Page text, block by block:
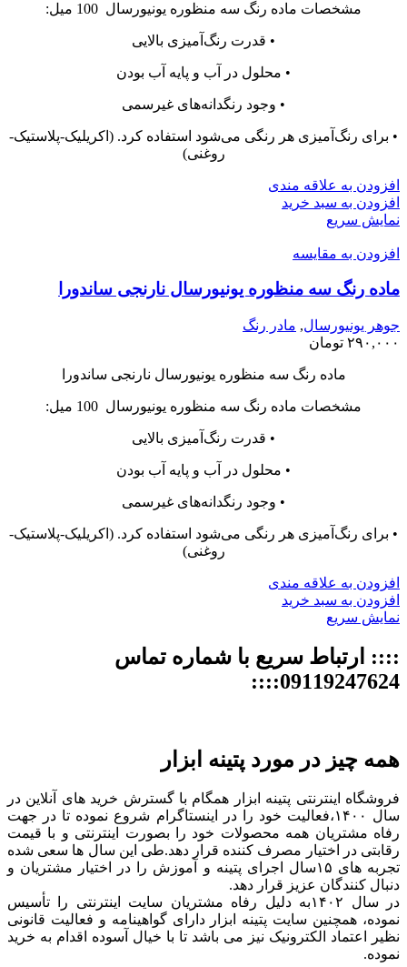
مشخصات ماده رنگ سه منظوره یونیورسال 100 میل:
• قدرت رنگ‌آمیزی بالایی
• محلول در آب و پایه آب بودن
• وجود رنگدانه‌های غیرسمی
• برای رنگ‌آمیزی هر رنگی می‌شود استفاده کرد. (اکریلیک-پلاستیک-
روغنی)
افزودن به علاقه مندی
افزودن به سبد خرید
نمایش سریع
افزودن به مقایسه
ماده رنگ سه منظوره یونیورسال نارنجی ساندورا
جوهر یونیورسال, مادر رنگ
۲۹۰,۰۰۰ تومان
ماده رنگ سه منظوره یونیورسال نارنجی ساندورا
مشخصات ماده رنگ سه منظوره یونیورسال 100 میل:
• قدرت رنگ‌آمیزی بالایی
• محلول در آب و پایه آب بودن
• وجود رنگدانه‌های غیرسمی
• برای رنگ‌آمیزی هر رنگی می‌شود استفاده کرد. (اکریلیک-پلاستیک-
روغنی)
افزودن به علاقه مندی
افزودن به سبد خرید
نمایش سریع
:::: ارتباط سریع با شماره تماس
09119247624::::
همه چیز در مورد پتینه ابزار
فروشگاه اینترنتی پتینه ابزار همگام با گسترش خرید های آنلاین در
سال ۱۴۰۰،فعالیت خود را در اینستاگرام شروع نموده تا در جهت
رفاه مشتریان همه محصولات خود را بصورت اینترنتی و با قیمت
رقابتی در اختیار مصرف کننده قرار دهد.طی این سال ها سعی شده
تجربه های ۱۵سال اجرای پتینه و آموزش را در اختیار مشتریان و
دنبال کنندگان عزیز قرار دهد.
در سال ۱۴۰۲به دلیل رفاه مشتریان سایت اینترنتی را تأسیس
نموده، همچنین سایت پتینه ابزار دارای گواهینامه و فعالیت قانونی
نظیر اعتماد الکترونیک نیز می باشد تا با خیال آسوده اقدام به خرید
نموده.